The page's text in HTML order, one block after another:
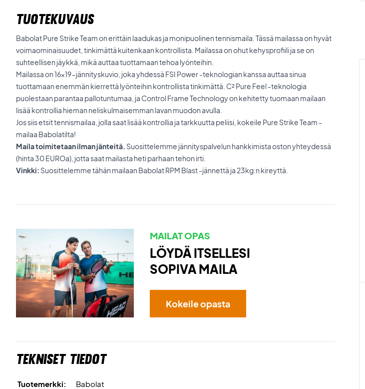
TUOTEKUVAUS
Babolat Pure Strike Team on erittäin laadukas ja monipuolinen tennismaila. Tässä mailassa on hyvät
voimaominaisuudet, tinkimättä kuitenkaan kontrollista. Mailassa on ohut kehysprofiili ja se on
suhteellisen jäykkä, mikä auttaa tuottamaan tehoa lyönteihin.
Mailassa on 16x19-jännityskuvio, joka yhdessä FSI Power -teknologian kanssa auttaa sinua
tuottamaan enemmän kierrettä lyönteihin kontrollista tinkimättä. C² Pure Feel -teknologia
puolestaan parantaa pallotuntumaa, ja Control Frame Technology on kehitetty tuomaan mailaan
lisää kontrollia hieman neliskulmaisemman lavan muodon avulla.
Jos siis etsit tennismailaa, jolla saat lisää kontrollia ja tarkkuutta peliisi, kokeile Pure Strike Team -
mailaa Babolatilta!
Maila toimitetaan ilman jänteitä. Suosittelemme jännityspalvelun hankkimista oston yhteydessä
(hinta 30 EUROa), jotta saat mailasta heti parhaan tehon irti.
Vinkki: Suosittelemme tähän mailaan Babolat RPM Blast -jännettä ja 23kg:n kireyttä.
MAILAT OPAS
LÖYDÄ ITSELLESI
SOPIVA MAILA
Kokeile opasta
Tekniset tiedot
Tuotemerkki:
Babolat